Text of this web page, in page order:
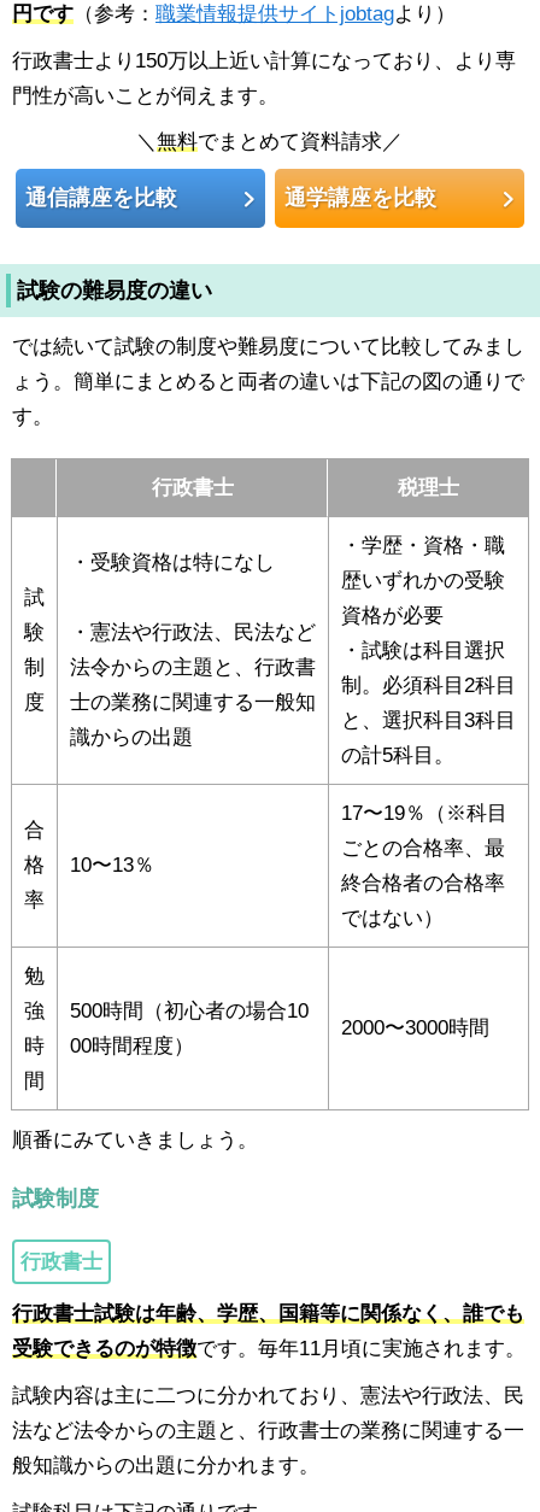
円です （参考： 職業情報提供サイトjobtagより）
行政書士より150万以上近い計算になっており、より専
門性が高いことが伺えます。
＼無料でまとめて資料請求／
通信講座を比較 通学講座を比較
試験の難易度の違い
では続いて試験の制度や難易度について比較してみまし
ょう。簡単にまとめると両者の違いは下記の図の通りで
す。
行政書士 税理士
試
験
制
度
・受験資格は特になし
・憲法や行政法、民法など
法令からの主題と、行政書
士の業務に関連する一般知
識からの出題
・学歴・資格・職
歴いずれかの受験
資格が必要
・試験は科目選択
制。必須科目2科目
と、選択科目3科目
の計5科目。
合
格
率
10〜13％
17〜19％（※科目
ごとの合格率、最
終合格者の合格率
ではない）
勉
強
時
間
500時間（初心者の場合10
00時間程度）
2000〜3000時間
順番にみていきましょう。
試験制度
行政書士
行政書士試験は年齢、学歴、国籍等に関係なく、誰でも
受験できるのが特徴です。毎年11月頃に実施されます。
試験内容は主に二つに分かれており、憲法や行政法、民
法など法令からの主題と、行政書士の業務に関連する一
般知識からの出題に分かれます。